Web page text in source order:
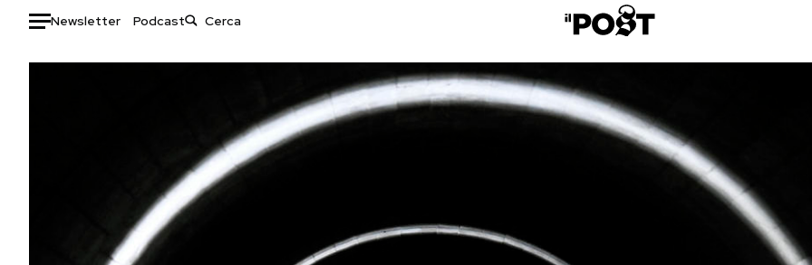
Newsletter Podcast
Auto
Tecnologia
Internet
Moda
Libri